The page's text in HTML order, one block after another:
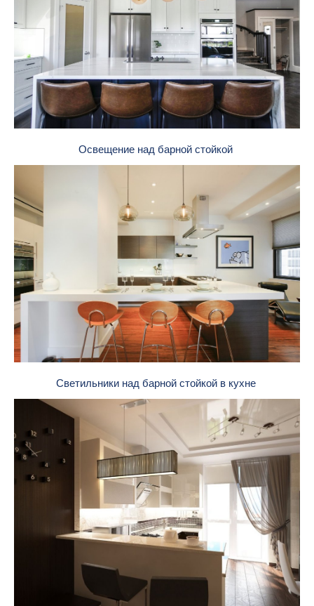
Освещение над барной стойкой
Светильники над барной стойкой в кухне